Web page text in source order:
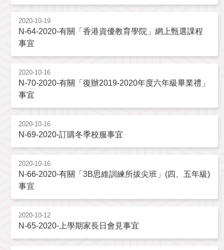
2020-10-19
N-64-2020-有關「香港資優教育學院」網上甄選課程
事宜
2020-10-16
N-70-2020-有關「復辦2019-2020年度六年級畢業禮」
事宜
2020-10-16
N-69-2020-訂購冬季校服事宜
2020-10-16
N-66-2020-有關「3B思維訓練所拔尖班」(四、五年級)
事宜
2020-10-12
N-65-2020-上學期家長日會見事宜